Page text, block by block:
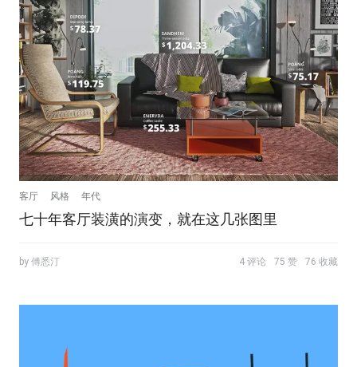
客厅 风格 年代
七十年客厅装潢的演变，就在这几张图里
by 傅悉汀 4 评论 75 赞 76 收藏